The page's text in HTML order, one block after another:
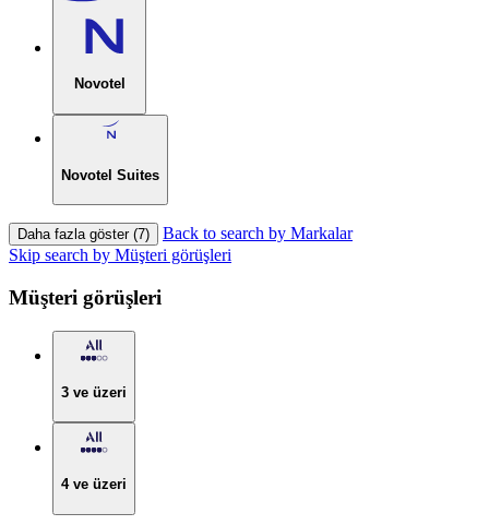
Novotel
Novotel Suites
Daha fazla göster (7)
Back to search by Markalar
Skip search by Müşteri görüşleri
Müşteri görüşleri
3 ve üzeri
4 ve üzeri